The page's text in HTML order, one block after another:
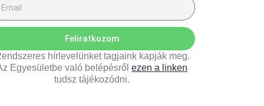
Feliratkozom
hírlevelünket tagjaink kapják meg.
Egyesületbe való belépésről ezen a linken
tudsz tájékozódni.